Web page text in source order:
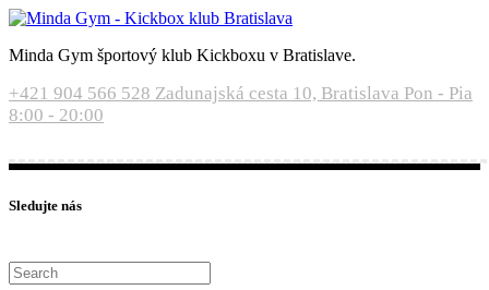
Minda Gym športový klub Kickboxu v Bratislave.
+421 904 566 528 Zadunajská cesta 10, Bratislava Pon - Pia
8:00 - 20:00
Sledujte nás